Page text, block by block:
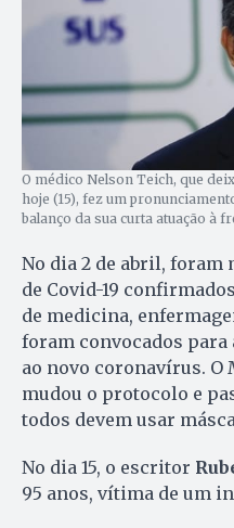
O médico Nelson Teich, que
hoje (15), fez um
balanço da sua curta atuação à
No dia 2 de abril, foram
de Covid-19
de medicina,
foram convocados
ao novo coronavírus. O
mudou o protocolo e
todos devem usar
No dia 15, o escritor
95 anos, vítima de um